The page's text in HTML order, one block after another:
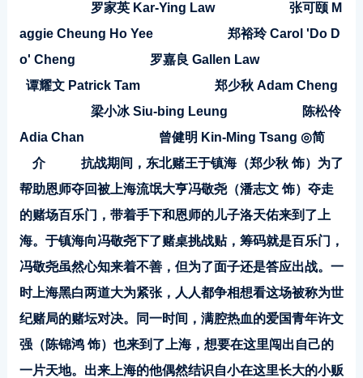
罗家英 Kar-Ying Law
张可颐 M
aggie Cheung Ho Yee
郑裕玲 Carol 'Do D
o' Cheng
罗嘉良 Gallen Law
谭耀文 Patrick Tam
郑少秋 Adam Cheng
梁小冰 Siu-bing Leung
陈松伶
Adia Chan
曾健明 Kin-Ming Tsang ◎简
介
抗战期间，东北赌王于镇海（郑少秋 饰）为了
帮助恩师夺回被上海流氓大亨冯敬尧（潘志文 饰）夺走
的赌场百乐门，带着手下和恩师的儿子洛天佑来到了上
海。于镇海向冯敬尧下了赌桌挑战贴，筹码就是百乐门，
冯敬尧虽然心知来着不善，但为了面子还是答应出战。一
时上海黑白两道大为紧张，人人都争相想看这场被称为世
纪赌局的赌坛对决。同一时间，满腔热血的爱国青年许文
强（陈锦鸿 饰）也来到了上海，想要在这里闯出自己的
一片天地。出来上海的他偶然结识自小在这里长大的小贩